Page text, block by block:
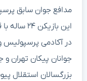
مدافع جوان سابق
در آکادمی پرسپولیس
جوانان پیکان تهران و
بزرگسالان استقلال